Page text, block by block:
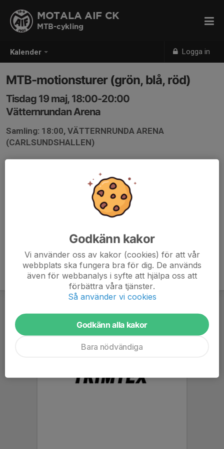
Kalender Logga in
MOTALA AIF CK
MTB-cykling
MTB-motionsturer (grön, blå, röd)
Tisdag 19 maj, 18:00-20:00
Vätternrundan Arena
Samling: 18:00, VÄTTERNRUNDA ARENA
(CARLSUNDSHALLEN)
Godkänn kakor
Vi använder oss av kakor (cookies) för att vår
webbplats ska fungera bra för dig. De används
även för webbanalys i syfte att hjälpa oss att
förbättra våra tjänster.
Så använder vi cookies
Godkänn alla kakor
Bara nödvändiga